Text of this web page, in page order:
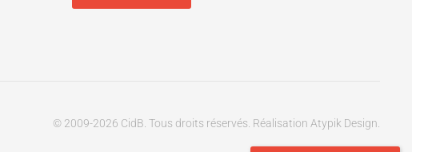
© 2009-2026 CidB. Tous droits réservés. Réalisation Atypik Design